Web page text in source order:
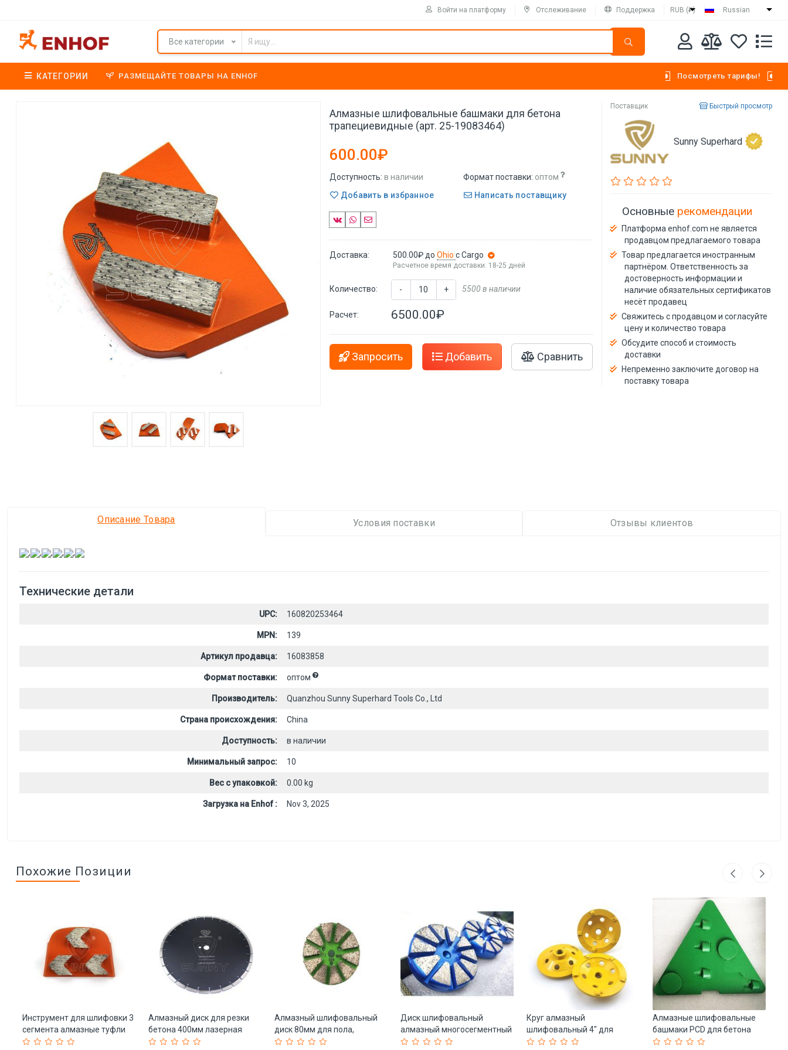
Войти на платформу Отслеживание Поддержка RUB (₽) Russian
Все категории
КАТЕГОРИИ РАЗМЕЩАЙТЕ ТОВАРЫ НА ENHOF Посмотреть тарифы!
Алмазные шлифовальные башмаки для бетона
трапециевидные (арт. 25-19083464)
600.00₽
Доступность: в наличии Формат поставки: оптом
Добавить в избранное
Написать поставщику
Доставка: 500.00₽ доOhioс Cargo
Расчетное время доставки: 18-25 дней
Количество: - + 5500 в наличии
Расчет: 6500.00₽
Запросить Добавить Сравнить
Поставщик Быстрый просмотр
Sunny Superhard
Основные рекомендации
Платформа enhof.com не является
продавцом предлагаемого товара
Товар предлагается иностранным
партнёром. Ответственность за
достоверность информации и
наличие обязательных сертификатов
несёт продавец
Свяжитесь с продавцом и согласуйте
цену и количество товара
Обсудите способ и стоимость
доставки
Непременно заключите договор на
поставку товара
Описание Товара Условия поставки Отзывы клиентов
, , , , ,
Технические детали
UPC: 160820253464
MPN: 139
Артикул продавца: 16083858
Формат поставки: оптом
Производитель: Quanzhou Sunny Superhard Tools Co., Ltd
Страна происхождения: China
Доступность: в наличии
Минимальный запрос: 10
Вес с упаковкой: 0.00 kg
Загрузка на Enhof : Nov 3, 2025
Похожие Позиции
Инструмент для шлифовки 3
сегмента алмазные туфли
(арт. 25-19083430)
Алмазный диск для резки
бетона 400мм лазерная
сварка (арт. 25-19083500)
Алмазный шлифовальный
диск 80мм для пола,
толщина 8мм (арт. 25-
Диск шлифовальный
алмазный многосегментный
для бетона (арт. 25-
Круг алмазный
шлифовальный 4" для
бетона и клея (арт. 25-
Алмазные шлифовальные
башмаки PCD для бетона
(арт. 25-19083448)